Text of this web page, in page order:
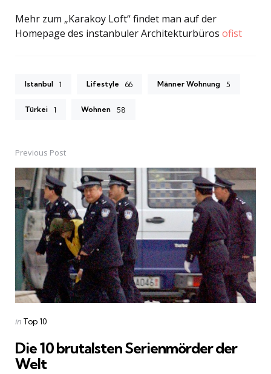
Mehr zum „Karakoy Loft“ findet man auf der
Homepage des instanbuler Architekturbüros ofist
Istanbul 1 Lifestyle 66 Männer Wohnung 5
Türkei 1 Wohnen 58
Post
navigation
Previous Post
Posted
in Top 10
Die 10 brutalsten Serienmörder der
Welt